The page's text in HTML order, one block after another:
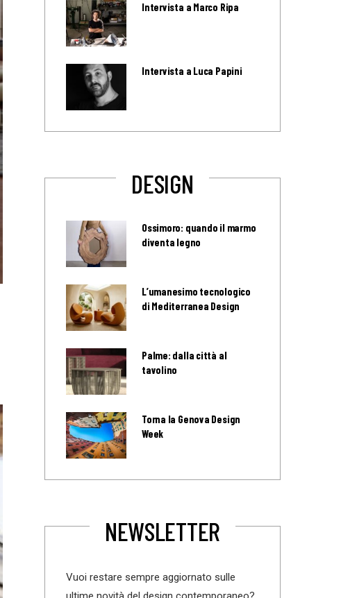
Intervista a Marco Ripa
Intervista a Luca Papini
DESIGN
Ossimoro: quando il marmo
diventa legno
L’umanesimo tecnologico
di Mediterranea Design
Palme: dalla città al
tavolino
Torna la Genova Design
Week
NEWSLETTER
Vuoi restare sempre aggiornato sulle